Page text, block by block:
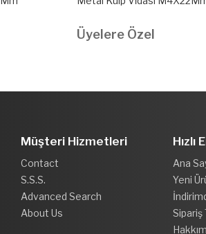
Üyelere Özel
Müşteri Hizmetleri
Contact
S.S.S.
Advanced Search
About Us
Hızlı
Ana
Yeni
Sipariş